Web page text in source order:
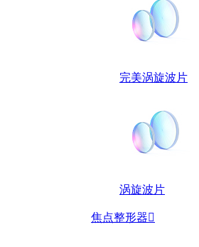
完美涡旋波片
涡旋波片
焦点整形器